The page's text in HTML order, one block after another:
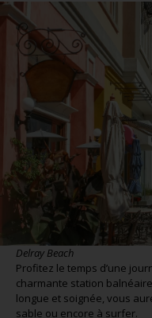
Delray Beach
Profitez le temps d’une
charmante station
longue et soignée, vous
sable ou encore à surfer.